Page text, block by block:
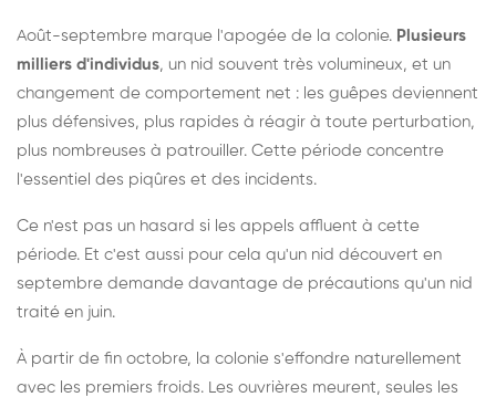
Août-septembre marque l'apogée de la colonie. Plusieurs
milliers d'individus, un nid souvent très volumineux, et un
changement de comportement net : les guêpes deviennent
plus défensives, plus rapides à réagir à toute perturbation,
plus nombreuses à patrouiller. Cette période concentre
l'essentiel des piqûres et des incidents.
Ce n'est pas un hasard si les appels affluent à cette
période. Et c'est aussi pour cela qu'un nid découvert en
septembre demande davantage de précautions qu'un nid
traité en juin.
À partir de fin octobre, la colonie s'effondre naturellement
avec les premiers froids. Les ouvrières meurent, seules les